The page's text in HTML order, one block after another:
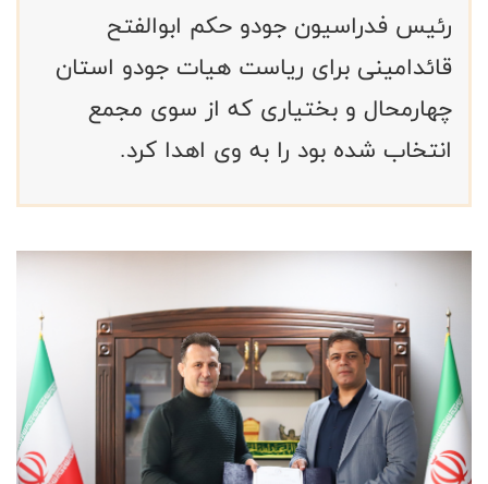
رئیس فدراسیون جودو حکم ابوالفتح
قائدامینی برای ریاست هیات جودو استان
چهارمحال و بختیاری که از سوی مجمع
انتخاب شده بود را به وی اهدا کرد.